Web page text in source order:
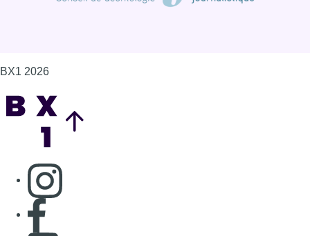
BX1 2026
Consulter page Instagram
Consulter page Facebook